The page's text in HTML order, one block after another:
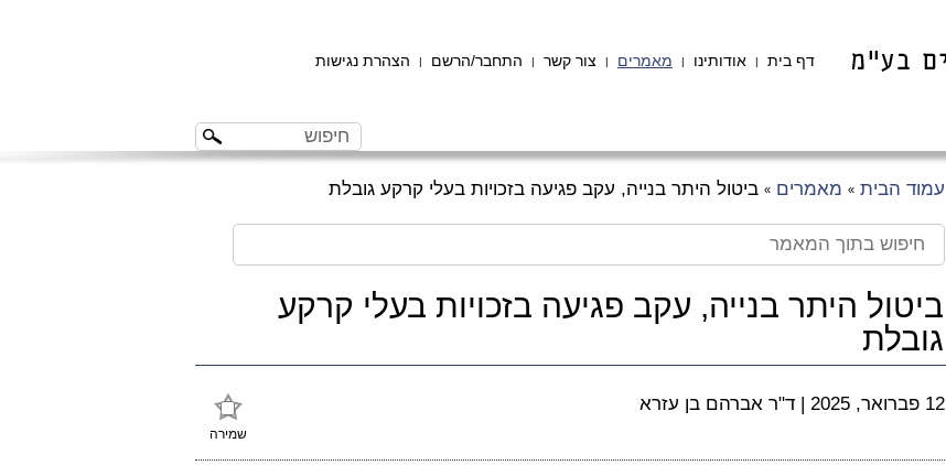
דף בית | אודותינו | מאמרים | צור קשר | התחבר/הרשם | הצהרת נגישות
עמוד הבית » מאמרים » ביטול היתר בנייה, עקב פגיעה בזכויות בעלי קרקע גובלת
ביטול היתר בנייה, עקב פגיעה בזכויות בעלי קרקע
גובלת
שמירה
12 פברואר, 2025 | ד"ר אברהם בן עזרא